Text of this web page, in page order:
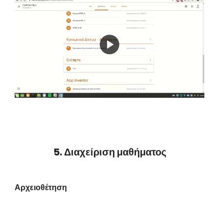
Play
Video
5. Διαχείριση μαθήματος
Αρχειοθέτηση